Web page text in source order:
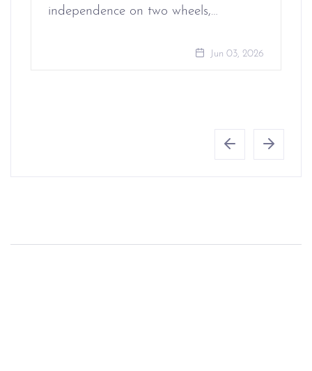
independence on two wheels,…
Jun 03, 2026